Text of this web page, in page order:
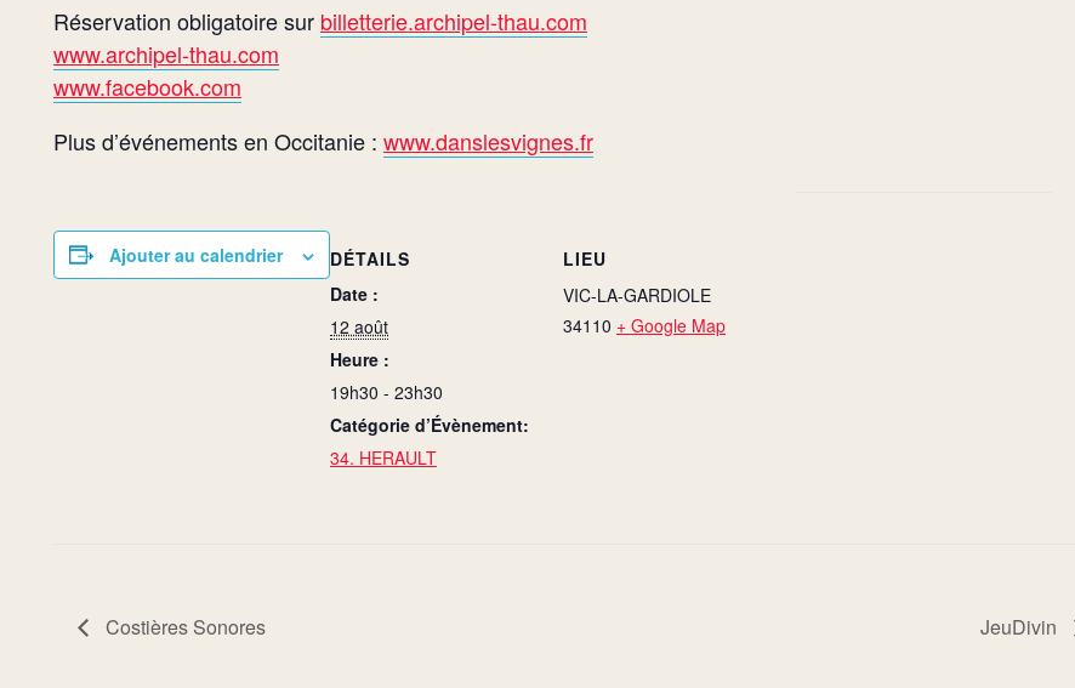
Réservation obligatoire sur billetterie.archipel-thau.com
www.archipel-thau.com
www.facebook.com
Plus d’événements en Occitanie : www.danslesvignes.fr
Ajouter au calendrier
DÉTAILS
Date :
12 août
Heure :
19h30 - 23h30
Catégorie d’Évènement:
34. HERAULT
LIEU
VIC-LA-GARDIOLE
34110 + Google Map
Costières Sonores JeuDivin